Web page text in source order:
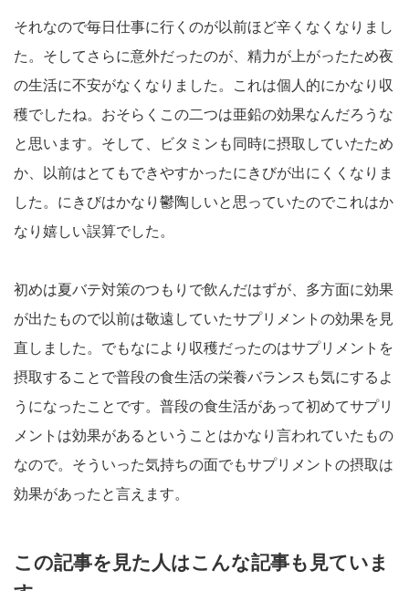
それなので毎日仕事に行くのが以前ほど辛くなくなりまし
た。そしてさらに意外だったのが、精力が上がったため夜
の生活に不安がなくなりました。これは個人的にかなり収
穫でしたね。おそらくこの二つは亜鉛の効果なんだろうな
と思います。そして、ビタミンも同時に摂取していたため
か、以前はとてもできやすかったにきびが出にくくなりま
した。にきびはかなり鬱陶しいと思っていたのでこれはか
なり嬉しい誤算でした。
初めは夏バテ対策のつもりで飲んだはずが、多方面に効果
が出たもので以前は敬遠していたサプリメントの効果を見
直しました。でもなにより収穫だったのはサプリメントを
摂取することで普段の食生活の栄養バランスも気にするよ
うになったことです。普段の食生活があって初めてサプリ
メントは効果があるということはかなり言われていたもの
なので。そういった気持ちの面でもサプリメントの摂取は
効果があったと言えます。
この記事を見た人はこんな記事も見ていま